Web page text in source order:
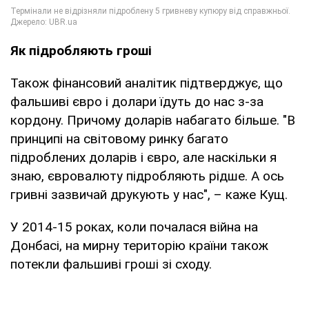
Як підробляють гроші
Також фінансовий аналітик підтверджує, що
фальшиві євро і долари їдуть до нас з-за
кордону. Причому доларів набагато більше. "В
принципі на світовому ринку багато
підроблених доларів і євро, але наскільки я
знаю, євровалюту підробляють рідше. А ось
гривні зазвичай друкують у нас", – каже Кущ.
У 2014-15 роках, коли почалася війна на
Донбасі, на мирну територію країни також
потекли фальшиві гроші зі сходу.